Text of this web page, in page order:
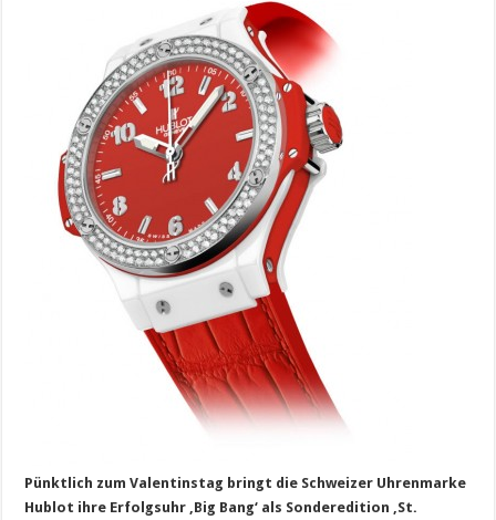
Pünktlich zum Valentinstag bringt die Schweizer Uhrenmarke
Hublot ihre Erfolgsuhr ‚Big Bang‘ als Sonderedition ‚St.